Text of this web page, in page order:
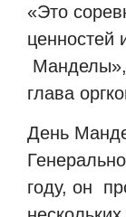
«Это
ценностей
Манделы»,
глава
День
году, он